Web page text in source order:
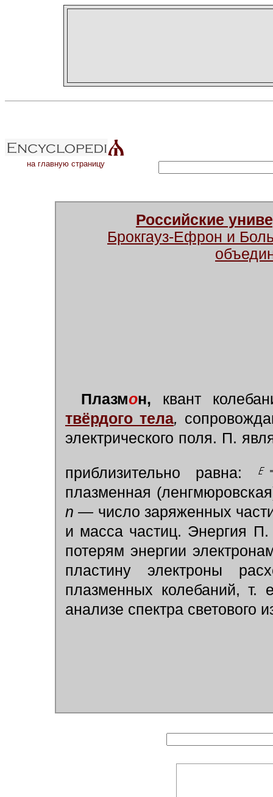
на главную страницу
Российские
Брокгауз-Ефрон и
Плазмон, квант
твёрдого тела,
электрического поля. П.
приблизительно равна:
плазменная
n — число заряженных
и масса частиц. Энергия П.
потерям энергии
пластину электроны
плазменных колебаний,
анализе спектра светового